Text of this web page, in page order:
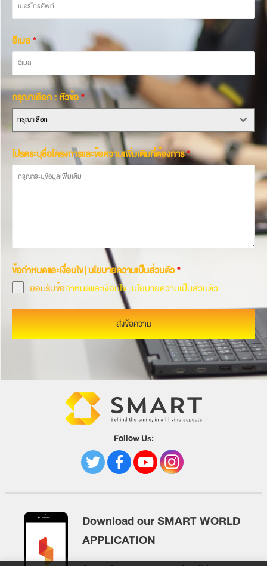
อีเมล*
กรุณาเลือก : หัวข้อ*
กรุณาเลือก
โปรดระบุชื่อโครงการและข้อความเพิ่มเติมที่ต้องการ*
ข้อกำหนดและเงื่อนไข | นโยบายความเป็นส่วนตัว*
ยอมรับข้อกำหนดและเงื่อนไข|นโยบายความเป็นส่วนตัว
ส่งข้อความ
Follow Us:
Download our SMART WORLD
APPLICATION